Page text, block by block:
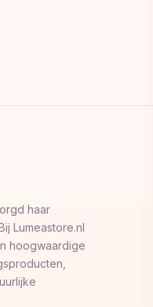
haar
Lumeastore.nl
hoogwaardige